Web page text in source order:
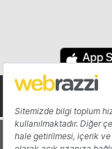
Hakkında